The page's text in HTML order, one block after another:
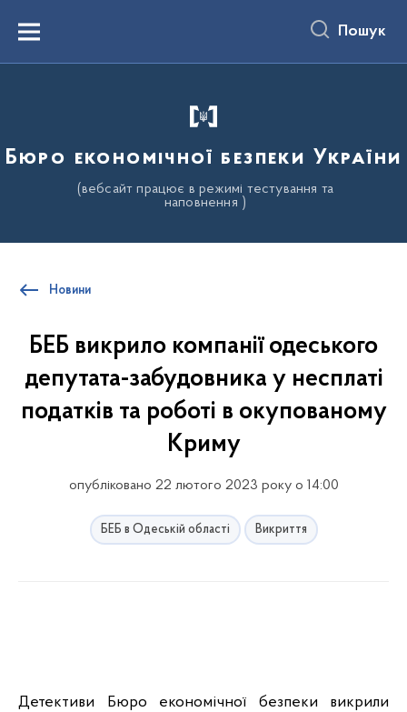
вмістуMenu Пошук
Бюро економічної безпеки України
(вебсайт працює в режимі тестування та
наповнення )
Новини
БЕБ викрило компанії одеського
депутата-забудовника у несплаті
податків та роботі в окупованому
Криму
опубліковано 22 лютого 2023 року о 14:00
БЕБ в Одеській області Викриття
Детективи Бюро економічної безпеки викрили